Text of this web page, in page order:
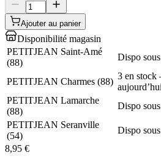
Ajouter au panier
Disponibilité magasin
PETITJEAN Saint-Amé
(88)
Dispo
PETITJEAN Charmes (88)
3 en
aujourd’hui
PETITJEAN Lamarche
(88)
Dispo
PETITJEAN Seranville
(54)
Dispo
8,95 €